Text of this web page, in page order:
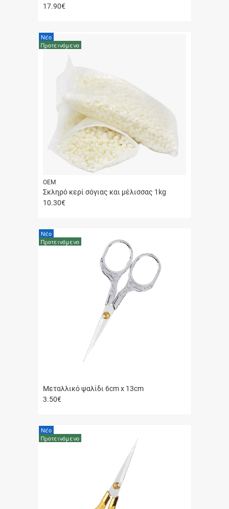
17.90€
ΟΕΜ
Σκληρό κερί σόγιας και μέλισσας 1kg
10.30€
Νέο
Προτεινόμενο
Μεταλλικό ψαλίδι 6cm x 13cm
3.50€
Νέο
Προτεινόμενο
Νέο
Προτεινόμενο